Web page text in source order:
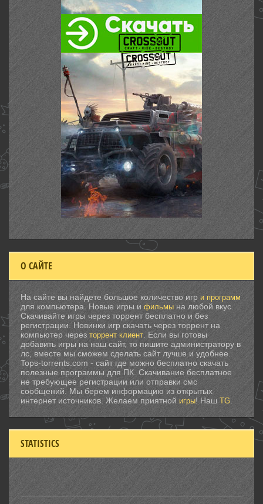
О САЙТЕ
На сайте вы найдете большое количество игр и программ
для компьютера. Новые игры и фильмы на любой вкус.
Скачивайте игры через торрент бесплатно и без
регистрации. Новинки игр скачать через торрент на
компьютер через торрент клиент . Если вы готовы
добавить игры на наш сайт, то пишите администратору в
лс, вместе мы сможем сделать сайт лучше и удобнее.
Tops-torrents.com - сайт где можно бесплатно скачать
полезные программы для ПК. Скачивание бесплатное
не требующее регистрации или отправки смс
сообщений. Мы берем информацию из открытых
интернет источников. Желаем приятной игры! Наш TG
STATISTICS